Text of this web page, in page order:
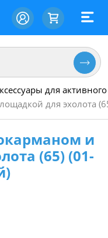
для
для эхолота
и
(65) (01-